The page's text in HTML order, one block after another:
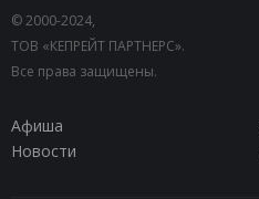
© 2000-2024,
ТОВ «КЕПРЕЙТ ПАРТНЕРС».
Все права защищены.
Афиша
Новости